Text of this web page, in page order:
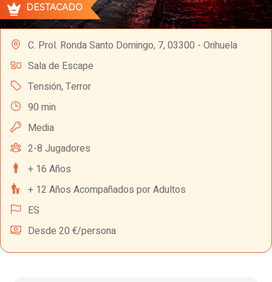
DESTACADO
C. Prol. Ronda Santo Domingo, 7, 03300 - Orihuela
Sala de Escape
Tensión, Terror
90 min
Media
2-8 Jugadores
+ 16 Años
+ 12 Años Acompañados por Adultos
ES
Desde 20 €/persona